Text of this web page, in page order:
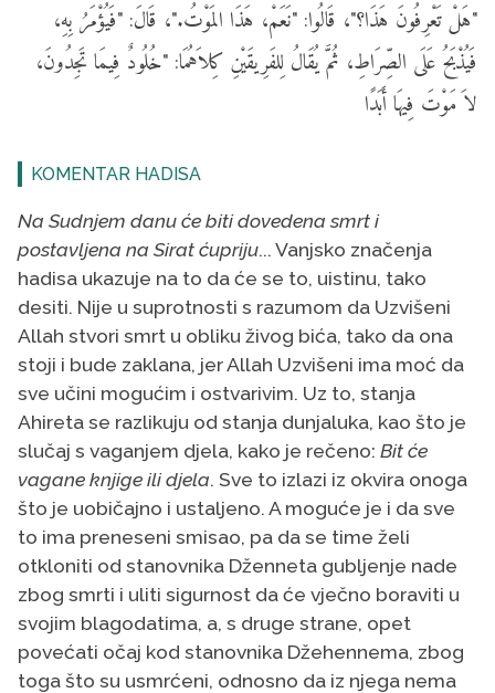
"هَلْ تَعْرِفُونَ هَذَا؟"، قَالُوا: "نَعَمْ، هَذَا المَوْتُ."، قَالَ: "فَيُؤْمَرُ بِهِ،
فَيُذْبَحُ عَلَى الصِّرَاطِ، ثُمَّ يُقَالُ لِلفَرِيقَيْنِ كِلاَهُمَا: "خُلُودٌ فِيمَا تَجِدُونَ،
لاَ مَوْتَ فِيهَا أَبَدًا
KOMENTAR HADISA
Na Sudnjem danu će biti dovedena smrt i
postavljena na Sirat ćupriju... Vanjsko značenja
hadisa ukazuje na to da će se to, uistinu, tako
desiti. Nije u suprotnosti s razumom da Uzvišeni
Allah stvori smrt u obliku živog bića, tako da ona
stoji i bude zaklana, jer Allah Uzvišeni ima moć da
sve učini mogućim i ostvarivim. Uz to, stanja
Ahireta se razlikuju od stanja dunjaluka, kao što je
slučaj s vaganjem djela, kako je rečeno: Bit će
vagane knjige ili djela. Sve to izlazi iz okvira onoga
što je uobičajno i ustaljeno. A moguće je i da sve
to ima preneseni smisao, pa da se time želi
otkloniti od stanovnika Dženneta gubljenje nade
zbog smrti i uliti sigurnost da će vječno boraviti u
svojim blagodatima, a, s druge strane, opet
povećati očaj kod stanovnika Džehennema, zbog
toga što su usmrćeni, odnosno da iz njega nema